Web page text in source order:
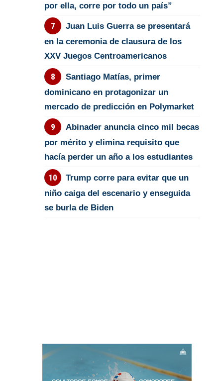
por ella, corre por todo un país”
Juan Luis Guerra se presentará
en la ceremonia de clausura de los
XXV Juegos Centroamericanos
Santiago Matías, primer
dominicano en protagonizar un
mercado de predicción en Polymarket
Abinader anuncia cinco mil becas
por mérito y elimina requisito que
hacía perder un año a los estudiantes
Trump corre para evitar que un
niño caiga del escenario y enseguida
se burla de Biden